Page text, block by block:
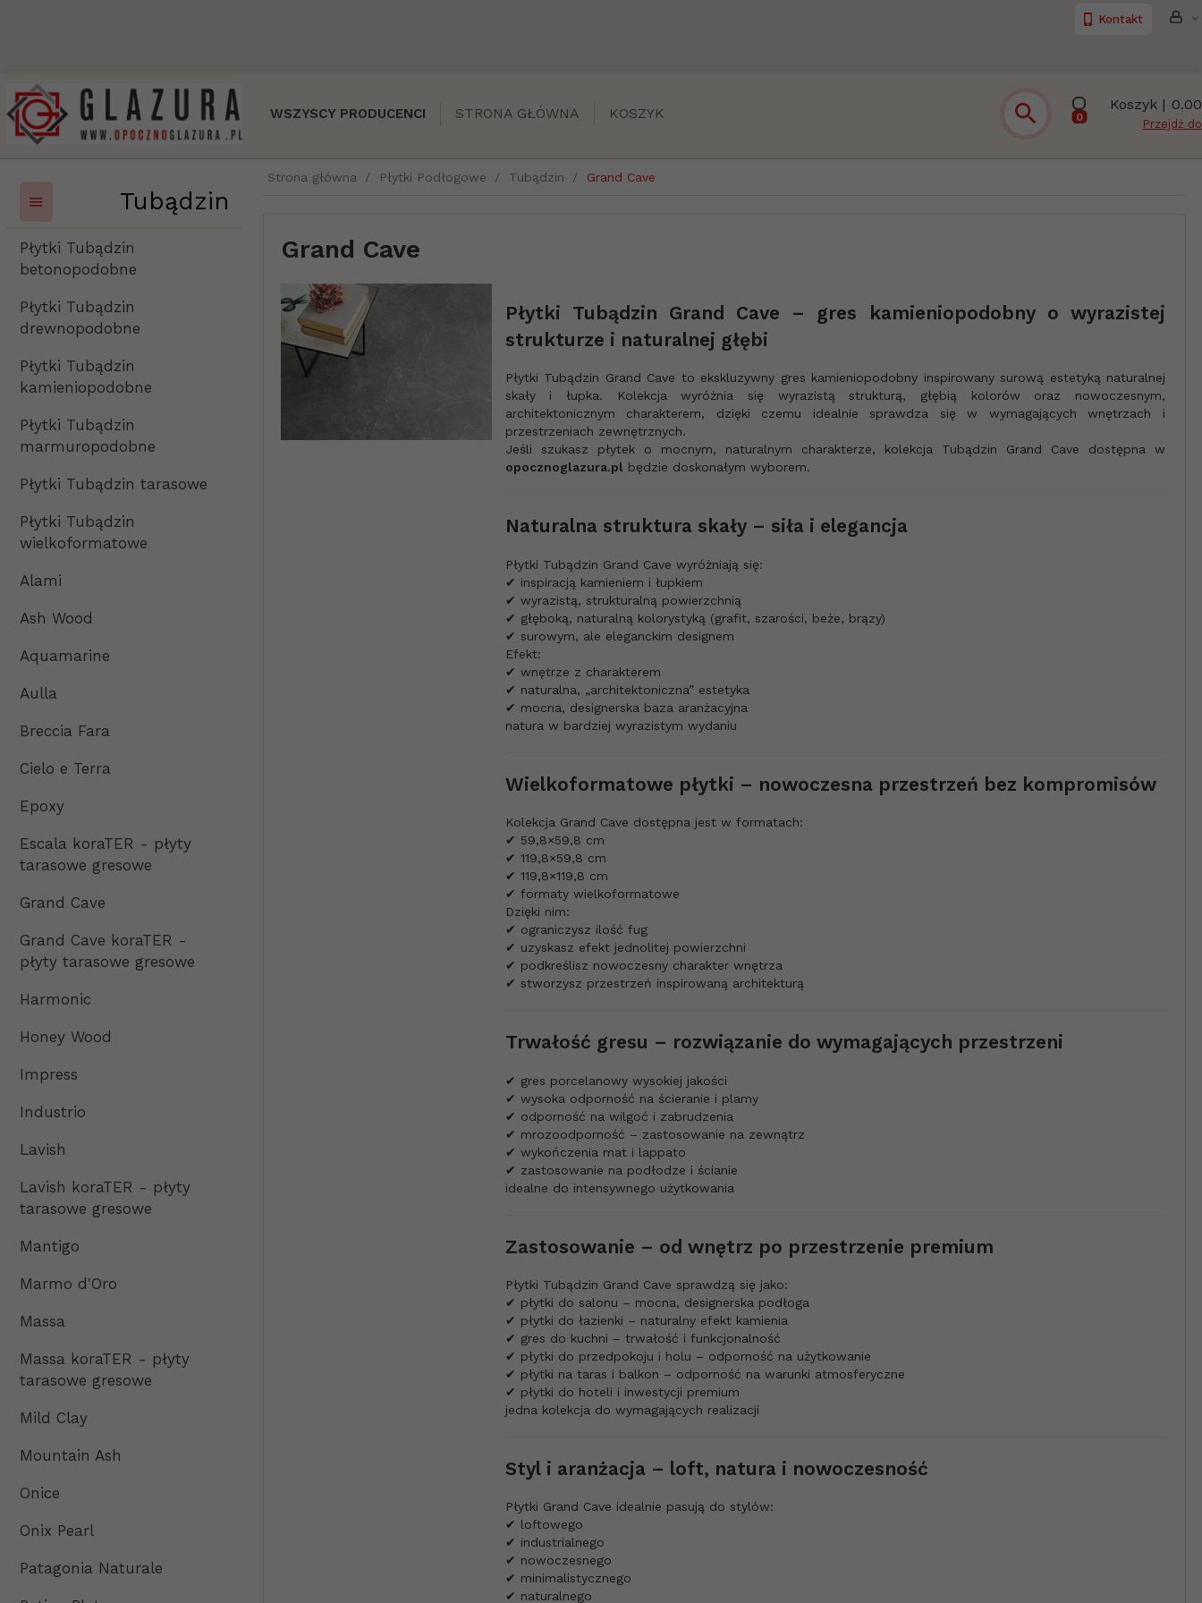
Kontakt
WSZYSCY PRODUCENCI STRONA GŁÓWNA KOSZYK 0
Koszyk | 0.00
Przejdź
Tubądzin
Płytki Tubądzin
betonopodobne
Płytki Tubądzin
drewnopodobne
Płytki Tubądzin
kamieniopodobne
Płytki Tubądzin
marmuropodobne
Płytki Tubądzin tarasowe
Płytki Tubądzin
wielkoformatowe
Alami
Ash Wood
Aquamarine
Aulla
Breccia Fara
Cielo e Terra
Epoxy
Escala koraTER - płyty
tarasowe gresowe
Grand Cave
Grand Cave koraTER -
płyty tarasowe gresowe
Harmonic
Honey Wood
Impress
Industrio
Lavish
Lavish koraTER - płyty
tarasowe gresowe
Mantigo
Marmo d'Oro
Massa
Massa koraTER - płyty
tarasowe gresowe
Mild Clay
Mountain Ash
Onice
Onix Pearl
Patagonia Naturale
Strona główna Płytki Podłogowe Tubądzin Grand Cave
Grand Cave
Płytki Tubądzin Grand Cave – gres kamieniopodobny o wyrazistej
strukturze i naturalnej głębi
Płytki Tubądzin Grand Cave to ekskluzywny gres kamieniopodobny inspirowany surową estetyką naturalnej
skały i łupka. Kolekcja wyróżnia się wyrazistą strukturą, głębią kolorów oraz nowoczesnym,
architektonicznym charakterem, dzięki czemu idealnie sprawdza się w wymagających wnętrzach i
przestrzeniach zewnętrznych.
Jeśli szukasz płytek o mocnym, naturalnym charakterze, kolekcja Tubądzin Grand Cave dostępna w
opocznoglazura.pl będzie doskonałym wyborem.
Naturalna struktura skały – siła i elegancja
Płytki Tubądzin Grand Cave wyróżniają się:
✔ inspiracją kamieniem i łupkiem
✔ wyrazistą, strukturalną powierzchnią
✔ głęboką, naturalną kolorystyką (grafit, szarości, beże, brązy)
✔ surowym, ale eleganckim designem
Efekt:
✔ wnętrze z charakterem
✔ naturalna, „architektoniczna” estetyka
✔ mocna, designerska baza aranżacyjna
natura w bardziej wyrazistym wydaniu
Wielkoformatowe płytki – nowoczesna przestrzeń bez kompromisów
Kolekcja Grand Cave dostępna jest w formatach:
✔ 59,8×59,8 cm
✔ 119,8×59,8 cm
✔ 119,8×119,8 cm
✔ formaty wielkoformatowe
Dzięki nim:
✔ ograniczysz ilość fug
✔ uzyskasz efekt jednolitej powierzchni
✔ podkreślisz nowoczesny charakter wnętrza
✔ stworzysz przestrzeń inspirowaną architekturą
Trwałość gresu – rozwiązanie do wymagających przestrzeni
✔ gres porcelanowy wysokiej jakości
✔ wysoka odporność na ścieranie i plamy
✔ odporność na wilgoć i zabrudzenia
✔ mrozoodporność – zastosowanie na zewnątrz
✔ wykończenia mat i lappato
✔ zastosowanie na podłodze i ścianie
idealne do intensywnego użytkowania
Zastosowanie – od wnętrz po przestrzenie premium
Płytki Tubądzin Grand Cave sprawdzą się jako:
✔ płytki do salonu – mocna, designerska podłoga
✔ płytki do łazienki – naturalny efekt kamienia
✔ gres do kuchni – trwałość i funkcjonalność
✔ płytki do przedpokoju i holu – odporność na użytkowanie
✔ płytki na taras i balkon – odporność na warunki atmosferyczne
✔ płytki do hoteli i inwestycji premium
jedna kolekcja do wymagających realizacji
Styl i aranżacja – loft, natura i nowoczesność
Płytki Grand Cave idealnie pasują do stylów:
✔ loftowego
✔ industrialnego
✔ nowoczesnego
✔ minimalistycznego
✔ naturalnego